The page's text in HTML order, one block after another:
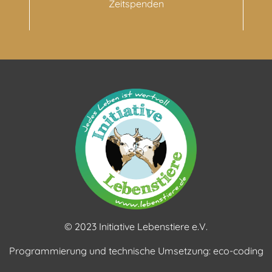
Zeitspenden
© 2023 Initiative Lebenstiere e.V.
Programmierung und technische Umsetzung: eco-coding